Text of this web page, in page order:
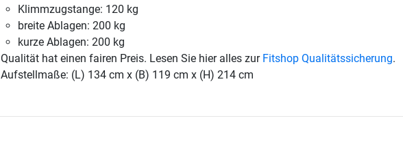
Klimmzugstange: 120 kg
breite Ablagen: 200 kg
kurze Ablagen: 200 kg
Qualität hat einen fairen Preis. Lesen Sie hier alles zur Fitshop Qualitätssicherung.
Aufstellmaße: (L) 134 cm x (B) 119 cm x (H) 214 cm